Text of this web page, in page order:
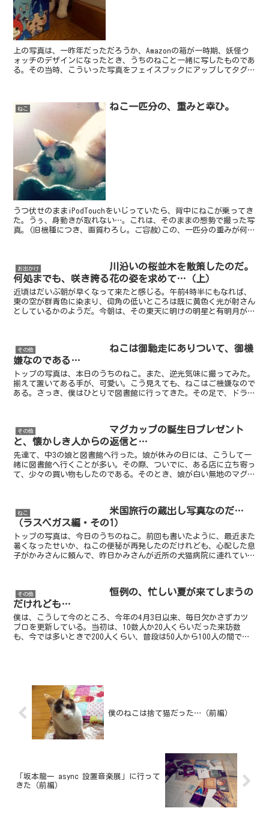
上の写真は、一昨年だっただろうか、Amazonの箱が一時期、妖怪ウ
ォッチのデザインになったとき、うちのねこと一緒に写したものであ
る。その当時、こういった写真をフェイスブックにアップしてタグ付
ねこ ねこ一匹分の、重みと幸ひ。
うつ伏せのままiPodTouchをいじっていたら、背中にねこが乗ってき
た。うぅ、身動きが取れない…。これは、そのままの態勢で撮った写
真。(旧機種につき、画質わろし。ご容赦)この、一匹分の重みが何と
お出かけ
川沿いの桜並木を散策したのだ。
何処までも、咲き誇る花の姿を求めて…（上）
近頃はだいぶ朝が早くなって来たと感じる。午前4時半にもなれば、
東の空が群青色に染まり、仰角の低いところは既に黄色く光が射さん
としているかのようだ。今朝は、その東天に明けの明星と有明月が左
その他
ねこは御馳走にありついて、御機
嫌なのである…
トップの写真は、本日のうちのねこ。また、逆光気味に撮ってみた。
揃えて置いてある手が、可愛い。こう見えても、ねこはご機嫌なので
ある。さっき、僕はひとりで図書館に行ってきた。その足で、ドラッ
その他
マグカップの誕生日プレゼント
と、懐かしき人からの返信と…
先達て、中3の娘と図書館へ行った。娘が休みの日には、こうして一
緒に図書館へ行くことが多い。その際、ついでに、ある店に立ち寄っ
て、少々の買い物もしたのである。そのとき、娘が白い無地のマグカ
ねこ
米国旅行の蔵出し写真なのだ…
（ラスベガス編・その1）
トップの写真は、今日のうちのねこ。前回も書いたように、最近また
暑くなったせいか、ねこの便秘が再発したのだけれども、心配した息
子がかみさんに頼んで、昨日かみさんが近所の犬猫病院に連れていっ
その他
恒例の、忙しい夏が来てしまうの
だけれども…
僕は、こうして今のところ、今年の4月3日以来、毎日欠かさずカツ
ブロを更新している。当初は、10数人か20人くらいだった来訪数
も、今では多いときで200人くらい、普段は50人から100人の間で推
僕のねこは捨て猫だった…（前編）
「坂本龍一 async 設置音楽展」に行って
きた（前編）